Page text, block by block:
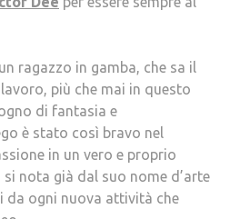
ragazzo in gamba, che sa il
più che mai in questo
di fantasia e
è stato così bravo nel
in un vero e proprio
nota già dal suo nome d’arte
da ogni nuova attività che